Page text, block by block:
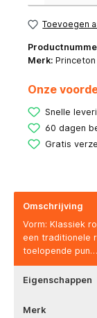
Toevoegen
Merk: Princeton
Onze
Snelle
60 dagen
Gratis
Omschrijving
Vorm: Klassiek
een traditionele
toelopende pun…
Eigenschappen
Merk